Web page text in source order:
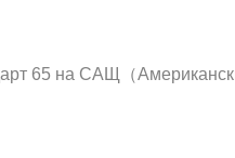
65 на САЩ（